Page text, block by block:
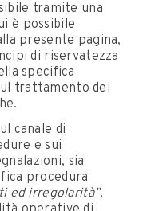
tramite una
è possibile
presente pagina,
di riservatezza
specifica
trattamento dei
canale di
e sui
sia
procedura
ed irregolarità”,